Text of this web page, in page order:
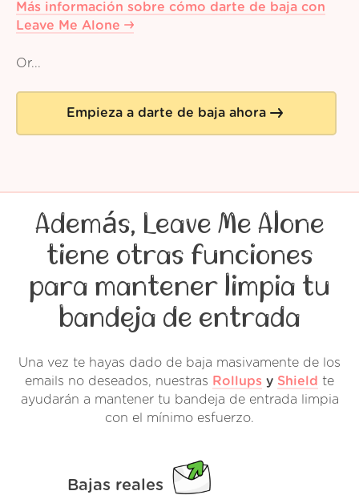
Más información sobre cómo darte de baja con
Leave Me Alone
Or...
Empieza a darte de baja ahora
Además, Leave Me Alone
tiene otras funciones
para mantener limpia tu
bandeja de entrada
Una vez te hayas dado de baja masivamente de los
emails no deseados, nuestras Rollups y Shield te
ayudarán a mantener tu bandeja de entrada limpia
con el mínimo esfuerzo.
Bajas reales